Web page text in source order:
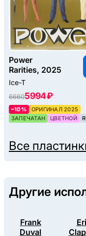
Power
Rarities, 2025
Ice-T
66605994 ₽
–10%
ОРИГИНАЛ 2025
ЗАПЕЧАТАН
ЦВЕТНОЙ
Все
Другие
Frank
Duval